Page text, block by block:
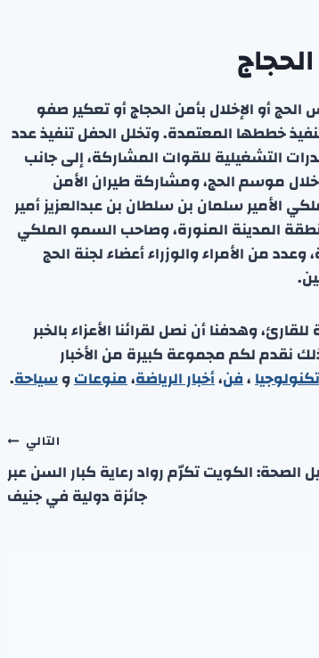
أو الإخلال بأمن الحجاج أو تعكير صفو
خططها المعتمدة. وتخلل الحفل تنفيذ عدد
التشغيلية للقوات المشاركة، إلى جانب
خلال موسم الحج، ومشاركة طيران الأمن
الأمير سلمان بن سلطان بن عبدالعزيز أمير
المدينة المنورة، وصاحب السمو الملكي
من الأمراء والوزراء أعضاء لجنة الحج
وهدفنا أن نصل لقرائنا الأعزاء بالخبر
نقدم لكم مجموعة كبيرة من الأخبار
تكنولوجيا،فن،أخبار الرياضة،منوعاتوسياحة.
التالي
الصحة: الكويت تكرّم رواد رعاية كبار السن عبر
جائزة دولية في جنيف